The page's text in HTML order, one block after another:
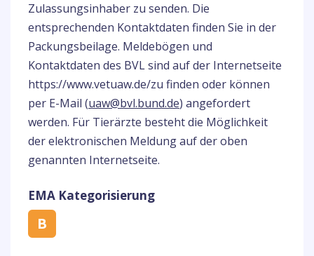
Zulassungsinhaber zu senden. Die
entsprechenden Kontaktdaten finden Sie in der
Packungsbeilage. Meldebögen und
Kontaktdaten des BVL sind auf der Internetseite
https://www.vetuaw.de/zu finden oder können
per E-Mail (uaw@bvl.bund.de) angefordert
werden. Für Tierärzte besteht die Möglichkeit
der elektronischen Meldung auf der oben
genannten Internetseite.
EMA Kategorisierung
B